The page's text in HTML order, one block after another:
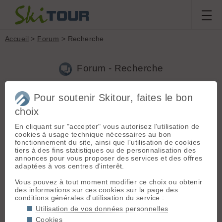
Accueil > Forum > Recherche
Forum - Recherche
Nouveau sujet|Voir tous les sujets
4 résultats
Tree well rescue at Mt. Baker - Sauvetage au Mt BAKER
(rv69 le 05.04.2023 à 08:33)
Bonjour, Je suis tombé sur cette vidéo (qui date de 9 jours
aujourd'hui le 5/4/2023) https://www.youtube.com/watch?
v=wQ8Kgb_XUkk Le surfeur a eu une chance inouie qu'un
skieur passe par là ! Après l'avoir repéré, il commence à
creuser ...
Suunto - site movescount(rv69 le 17.01.2019 à 00:15)
Bonsoir merci pour le tuyau de Strava : à essayer Dans le
Pour soutenir Skitour, faites le bon
choix
En cliquant sur "accepter" vous autorisez l'utilisation de
cookies à usage technique nécessaires au bon
fonctionnement du site, ainsi que l'utilisation de cookies
tiers à des fins statistiques ou de personnalisation des
annonces pour vous proposer des services et des offres
adaptées à vos centres d'interêt.
Vous pouvez à tout moment modifier ce choix ou obtenir
des informations sur ces cookies sur la page des
conditions générales d'utilisation du service :
Utilisation de vos données personnelles
Cookies